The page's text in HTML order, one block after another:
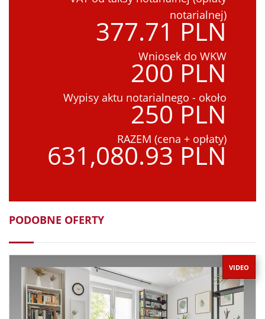
notarialnej)
377.71 PLN
Wniosek do WKW
200 PLN
Wypisy aktu notarialnego - około
250 PLN
RAZEM (cena + opłaty)
631,080.93 PLN
PODOBNE OFERTY
VIDEO